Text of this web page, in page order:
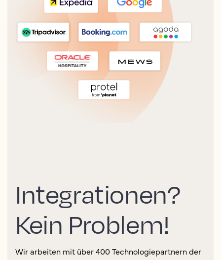
Integrationen?
Kein Problem!
Wir arbeiten mit über 400 Technologiepartnern der